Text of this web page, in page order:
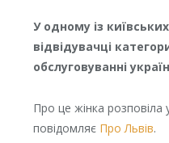
У одному із
відвідувачці
обслуговуванні
Про це жінка розповіла
повідомляє Про Львів.